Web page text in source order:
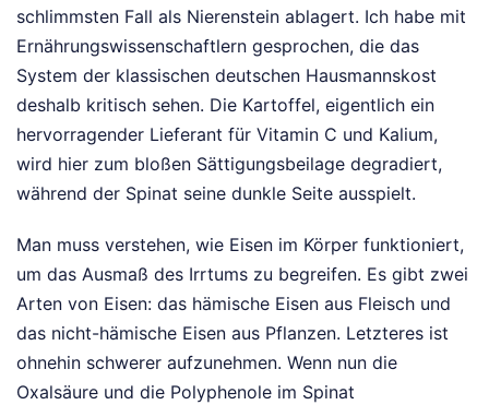
schlimmsten Fall als Nierenstein ablagert. Ich habe mit
Ernährungswissenschaftlern gesprochen, die das
System der klassischen deutschen Hausmannskost
deshalb kritisch sehen. Die Kartoffel, eigentlich ein
hervorragender Lieferant für Vitamin C und Kalium,
wird hier zum bloßen Sättigungsbeilage degradiert,
während der Spinat seine dunkle Seite ausspielt.
Man muss verstehen, wie Eisen im Körper funktioniert,
um das Ausmaß des Irrtums zu begreifen. Es gibt zwei
Arten von Eisen: das hämische Eisen aus Fleisch und
das nicht-hämische Eisen aus Pflanzen. Letzteres ist
ohnehin schwerer aufzunehmen. Wenn nun die
Oxalsäure und die Polyphenole im Spinat